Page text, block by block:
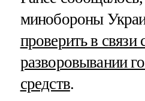
минобороны
проверить в связи
разворовывании
средств.